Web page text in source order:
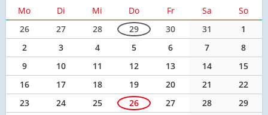
Mo Di Mi Do Fr Sa
So
26
27 28 29 30 31
1
2
3 4 5 6 7
8
9
10 11 12 13 14
15
16
17 18 19 20 21
22
23
24 25 26 27 28
29